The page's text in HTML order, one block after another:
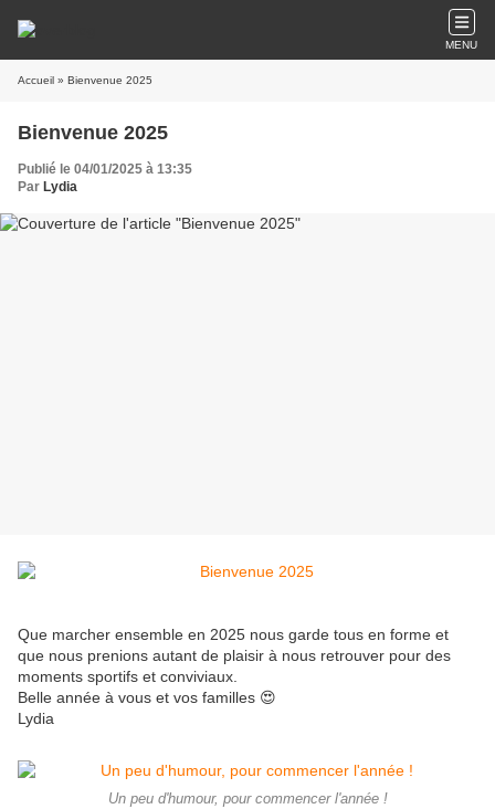
MENU
Accueil » Bienvenue 2025
Bienvenue 2025
Publié le 04/01/2025 à 13:35
Par Lydia
Que marcher ensemble en 2025 nous garde tous en forme et
que nous prenions autant de plaisir à nous retrouver pour des
moments sportifs et conviviaux.
Belle année à vous et vos familles 😍
Lydia
Un peu d'humour, pour commencer l'année !